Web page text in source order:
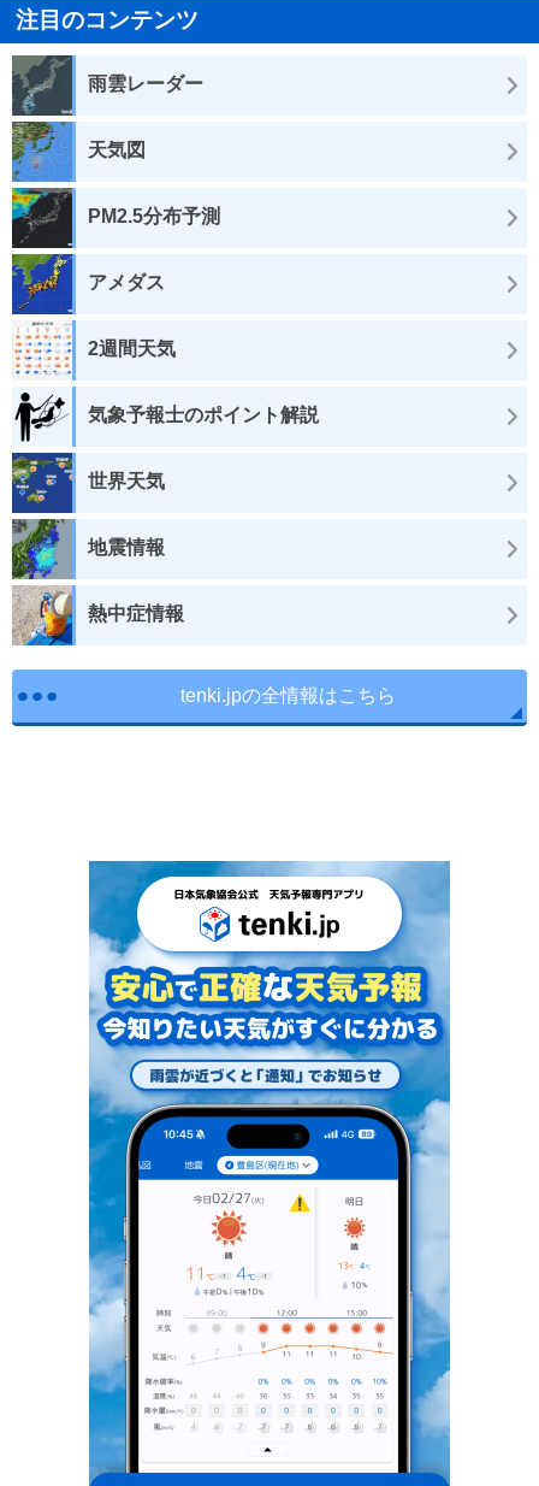
注目のコンテンツ
雨雲レーダー
天気図
PM2.5分布予測
アメダス
2週間天気
気象予報士のポイント解説
世界天気
地震情報
熱中症情報
tenki.jpの全情報はこちら